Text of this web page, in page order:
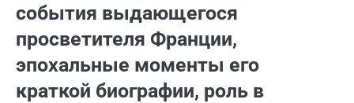
события выдающегося
просветителя Франции,
эпохальные моменты его
краткой биографии, роль в